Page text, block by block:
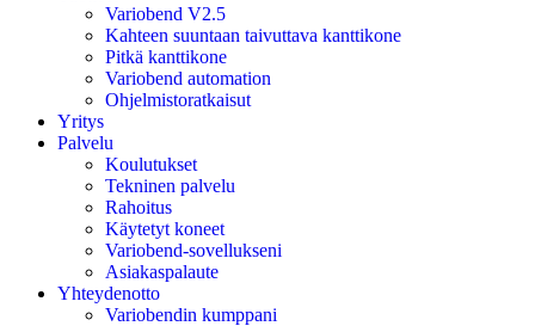
Variobend V2.5
Kahteen suuntaan taivuttava kanttikone
Pitkä kanttikone
Variobend automation
Ohjelmistoratkaisut
Yritys
Palvelu
Koulutukset
Tekninen palvelu
Rahoitus
Käytetyt koneet
Variobend-sovellukseni
Asiakaspalaute
Yhteydenotto
Variobendin kumppani